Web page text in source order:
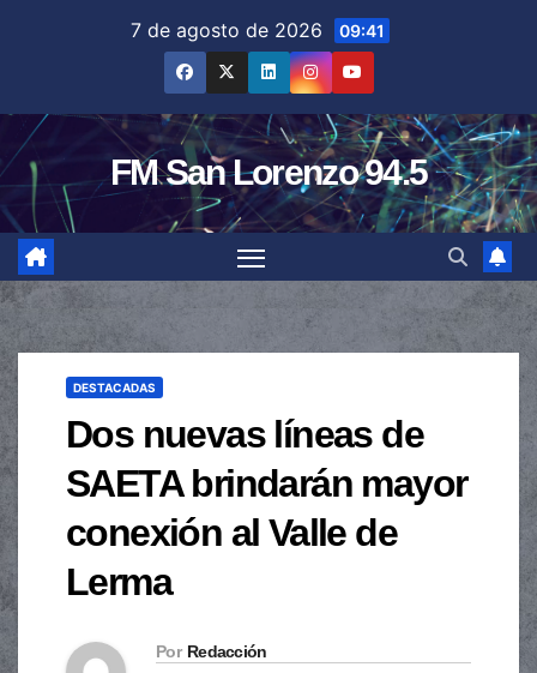
7 de agosto de 2026 09:41
FM San Lorenzo 94.5
DESTACADAS
Dos nuevas líneas de
SAETA brindarán mayor
conexión al Valle de
Lerma
Por Redacción